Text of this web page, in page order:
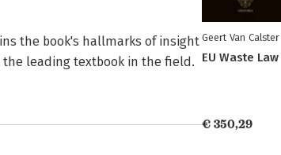
the book's hallmarks of insight
leading textbook in the field.
Geert Van Calster
EU Waste Law
€ 350,29